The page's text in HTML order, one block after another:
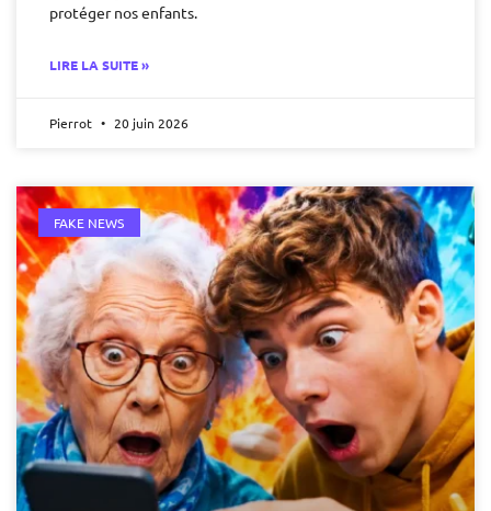
protéger nos enfants.
LIRE LA SUITE »
Pierrot 20 juin 2026
FAKE NEWS